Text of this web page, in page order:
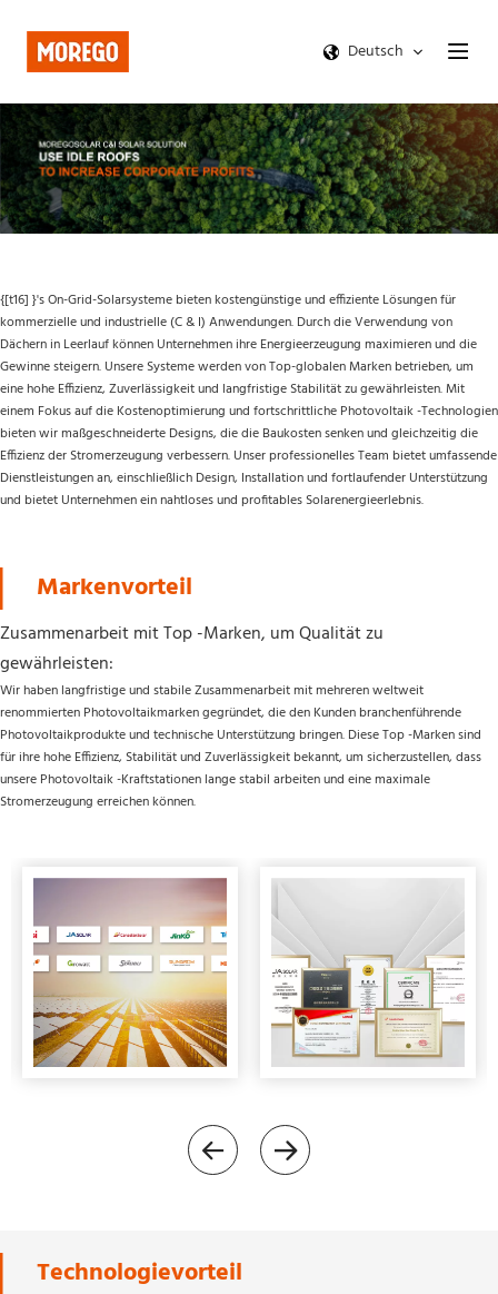
Deutsch
{[t16] }'s On-Grid-Solarsysteme bieten kostengünstige und effiziente Lösungen für
kommerzielle und industrielle (C & I) Anwendungen. Durch die Verwendung von
Dächern in Leerlauf können Unternehmen ihre Energieerzeugung maximieren und die
Gewinne steigern. Unsere Systeme werden von Top-globalen Marken betrieben, um
eine hohe Effizienz, Zuverlässigkeit und langfristige Stabilität zu gewährleisten. Mit
einem Fokus auf die Kostenoptimierung und fortschrittliche Photovoltaik -Technologien
bieten wir maßgeschneiderte Designs, die die Baukosten senken und gleichzeitig die
Effizienz der Stromerzeugung verbessern. Unser professionelles Team bietet umfassende
Dienstleistungen an, einschließlich Design, Installation und fortlaufender Unterstützung
und bietet Unternehmen ein nahtloses und profitables Solarenergieerlebnis.
Markenvorteil
Zusammenarbeit mit Top -Marken, um Qualität zu
gewährleisten:
Wir haben langfristige und stabile Zusammenarbeit mit mehreren weltweit
renommierten Photovoltaikmarken gegründet, die den Kunden branchenführende
Photovoltaikprodukte und technische Unterstützung bringen. Diese Top -Marken sind
für ihre hohe Effizienz, Stabilität und Zuverlässigkeit bekannt, um sicherzustellen, dass
unsere Photovoltaik -Kraftstationen lange stabil arbeiten und eine maximale
Stromerzeugung erreichen können.
Technologievorteil